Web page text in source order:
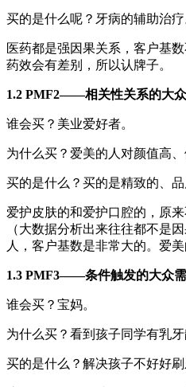
买的是什么呢？牙病的辅助治疗
医药都是强因果关系，客户基
药效会有差别，所以认牌子。
1.2 PMF2——相关性关系的大
谁会买？美业爱好者。
为什么买？爱美的人对颜值高、
买的是什么？买的是精致的、品
爱护皮肤的和爱护口腔的，原
（大数据分析出来往往都不是
人，客户基数是非常大的。爱美
1.3 PMF3——条件触发的大众需
谁会买？宝妈。
为什么买？看到孩子同学有乳牙
买的是什么？解决孩子不好好刷